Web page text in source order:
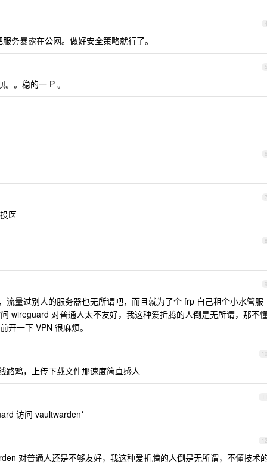
4
务暴露在公网。做好安全策略就行了。
5
。稳的一 P 。
6
7
医
8
9
流量过别人的服务器也无所谓吧，而且就为了个 frp 自己租个小水管服
wireguard 对普通人太不友好，我这种爱折腾的人倒是无所谓，那不
开一下 VPN 很麻烦。
10
路鸡，上传下载文件那速度简直感人
11
访问 vaultwarden*
12
对普通人还是不够友好，我这种爱折腾的人倒是无所谓，不懂技术